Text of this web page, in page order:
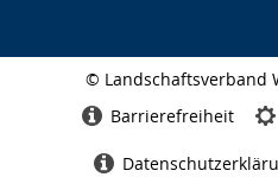
© Landschaftsverband
Barrierefreiheit